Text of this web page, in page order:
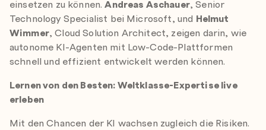
einsetzen zu können.Andreas Aschauer, Senior
Technology Specialist bei Microsoft, und Helmut
Wimmer, Cloud Solution Architect, zeigen darin, wie
autonome KI-Agenten mit Low-Code-Plattformen
schnell und effizient entwickelt werden können.
Lernen von den Besten: Weltklasse-Expertise live
erleben
Mit den Chancen der KI wachsen zugleich die Risiken.